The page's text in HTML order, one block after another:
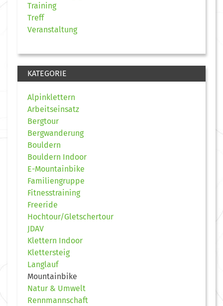
Training
Treff
Veranstaltung
KATEGORIE
Alpinklettern
Arbeitseinsatz
Bergtour
Bergwanderung
Bouldern
Bouldern Indoor
E-Mountainbike
Familiengruppe
Fitnesstraining
Freeride
Hochtour/Gletschertour
JDAV
Klettern Indoor
Klettersteig
Langlauf
Mountainbike
Natur & Umwelt
Rennmannschaft